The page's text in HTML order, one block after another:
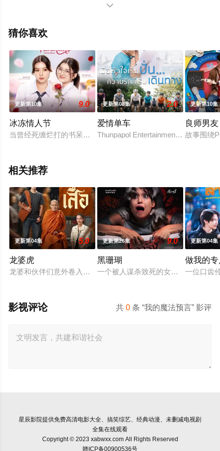
瑟,Franc,Naruth,Prateeppravameta,吉达蓬·坡提维
坤,帕查差·司隶亚楠让等演员精彩演绎的泰国电视剧，手机
多相关信息可移步至豆瓣电视剧、电视猫或剧情网等平台
了解。

猜你喜欢
更新第10集 9.0
冰冻情人节
当曾经死缠烂打的书呆子，竟以女主角身份重逢！而且还要和自
更新第08集 2.0
爱情单车
Thunpapol Entertainment制作 讲述
更新第10集
良师男友
故事围绕
相关推荐
更新第04集 5.0
龙婆虎
龙婆和伙伴们意外卷入一起钻石抢劫案，成为警方怀疑的对象
更新第26集 9.0
黑珊瑚
一个被人谋杀致死的女孩的灵魂附到
更新第04集
做我的
一位口齿
共0 条 “我的魔法预言” 影评
影视评论
星辰影院提供免费高清电影大全、搞笑综艺、经典动漫、未删减电视剧
全集在线观看
Copyright © 2023 xabwxx.com All Rights Reserved
赣ICP备00900536号